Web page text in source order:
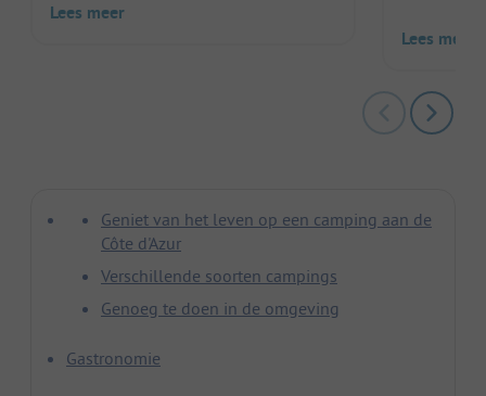
Lees meer
Lees meer
Geniet van het leven op een camping aan de
Côte d'Azur
Verschillende soorten campings
Genoeg te doen in de omgeving
Gastronomie